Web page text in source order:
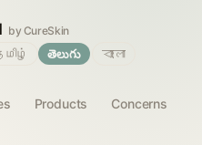
by CureSkin
Products
Concerns
తెలుగు
বাংলা